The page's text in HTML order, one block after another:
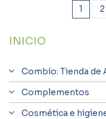
1 2
INICIO
Combío: Tienda
Complementos
Cosmética e